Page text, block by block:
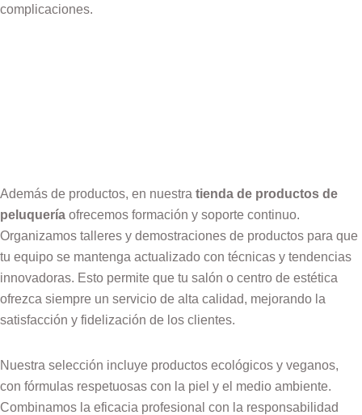
complicaciones.
Además de productos, en nuestra tienda de productos de
peluquería ofrecemos formación y soporte continuo.
Organizamos talleres y demostraciones de productos para que
tu equipo se mantenga actualizado con técnicas y tendencias
innovadoras. Esto permite que tu salón o centro de estética
ofrezca siempre un servicio de alta calidad, mejorando la
satisfacción y fidelización de los clientes.
Nuestra selección incluye productos ecológicos y veganos,
con fórmulas respetuosas con la piel y el medio ambiente.
Combinamos la eficacia profesional con la responsabilidad